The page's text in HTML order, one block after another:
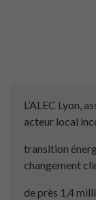
L’ALEC Lyon,
acteur local
transition
changement
de près 1,4